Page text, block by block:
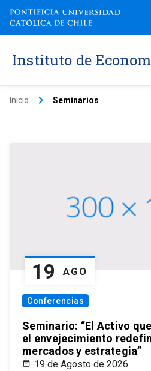
Instituto de
Inicio keyboard_arrow_right Seminarios
19 AGO
Conferencias
Seminario: “El Activo
el envejecimiento
mercados y estrategia”
19 de Agosto de 2026